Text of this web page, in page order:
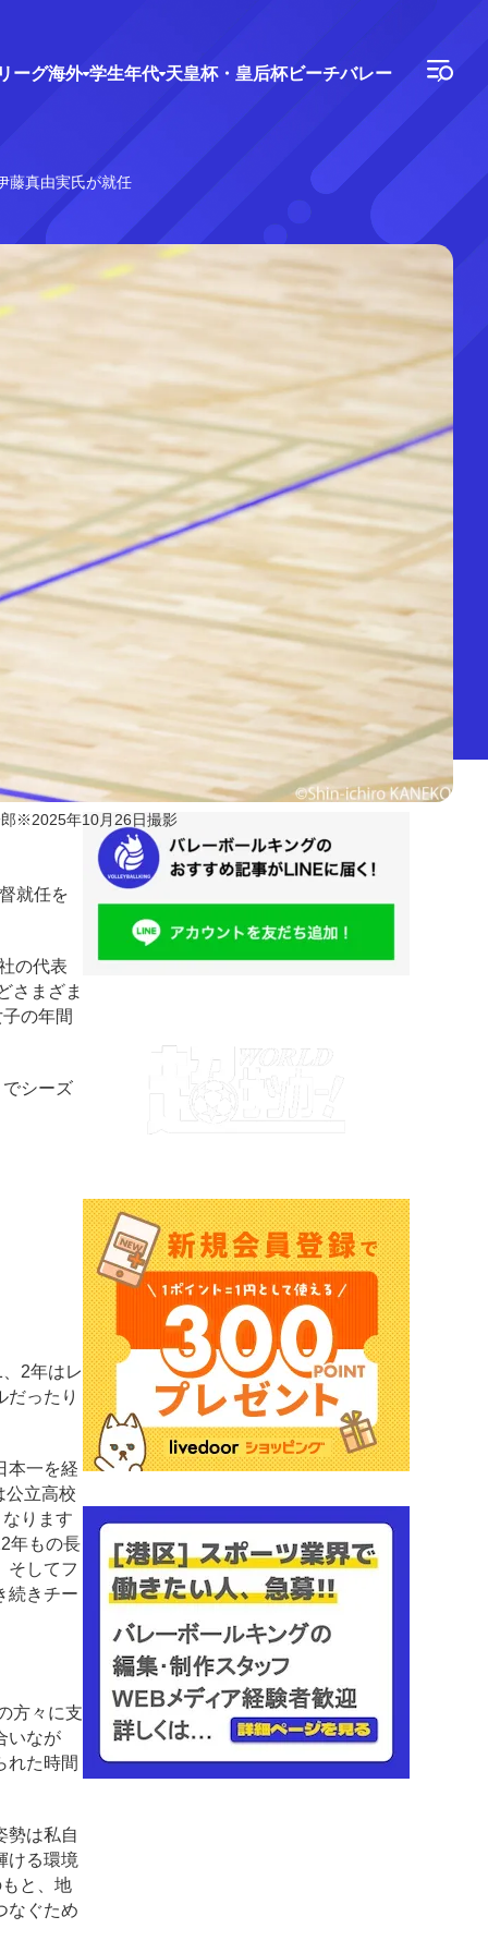
ーグ海外 学生年代 天皇杯・皇后杯ビーチバレー
藤真由実氏が就任
※2025年10月26日撮影
就任を
の代表
さまざま
の年間
シーズ
2年はレ
だったり
本一を経
公立高校
ります
年もの長
そしてフ
続きチー
方々に支
いなが
れた時間
勢は私自
ける環境
と、地
なぐため